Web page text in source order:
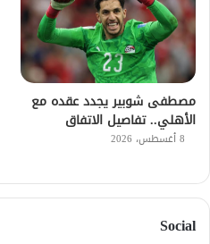
مصطفى شوبير يجدد عقده مع
الأهلي.. تفاصيل الاتفاق
8 أغسطس، 2026
Social